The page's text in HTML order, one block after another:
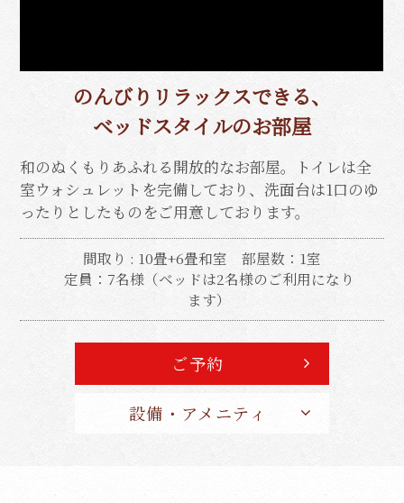
のんびりリラックスできる、
ベッドスタイルのお部屋
和のぬくもりあふれる開放的なお部屋。
トイレは全
室ウォシュレットを完備しており、洗面台は1口のゆ
ったりとしたものをご用意しております。
間取り : 10畳+6畳和室
部屋数：1室
定員：7名様（ベッドは2名様のご利用になり
ます）
ご予約
設備・アメニティ